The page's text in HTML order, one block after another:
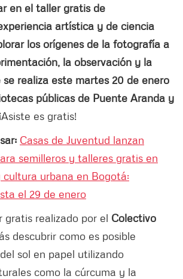
en el taller gratis de
artística y de ciencia
los orígenes de la fotografía a
la observación y la
realiza este martes 20 de enero
públicas de Puente Aranda y
¡Asiste es gratis!
Casas de Juventud lanzan
semilleros y talleres gratis en
urbana en Bogotá:
el 29 de enero
gratis realizado por el Colectivo
descubrir como es posible
sol en papel utilizando
como la cúrcuma y la